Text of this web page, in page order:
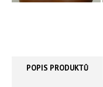
POPIS PRODUKTŮ